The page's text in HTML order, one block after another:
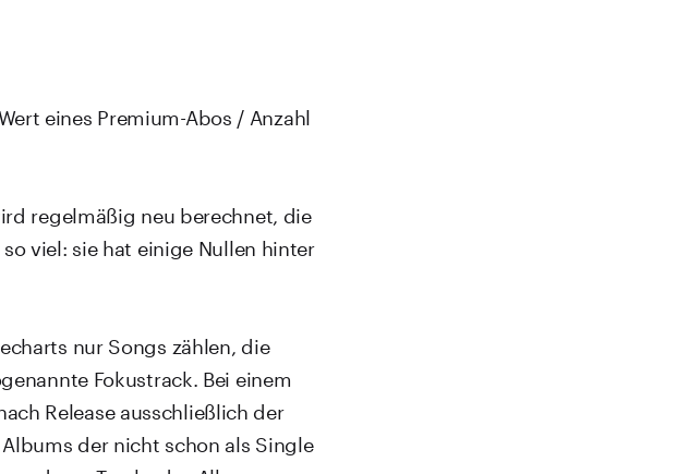
eines Premium-Abos / Anzahl
regelmäßig neu berechnet, die
viel: sie hat einige Nullen hinter
nur Songs zählen, die
Fokustrack. Bei einem
Release ausschließlich der
der nicht schon als Single